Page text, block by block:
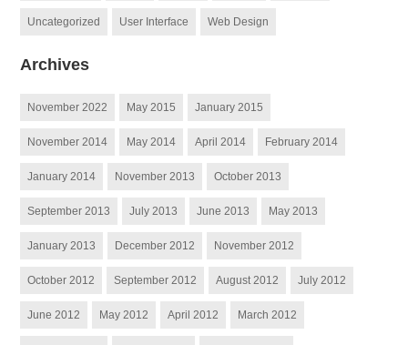
Uncategorized User Interface Web Design
Archives
November 2022 May 2015 January 2015
November 2014 May 2014 April 2014 February 2014
January 2014 November 2013 October 2013
September 2013 July 2013 June 2013 May 2013
January 2013 December 2012 November 2012
October 2012 September 2012 August 2012 July 2012
June 2012 May 2012 April 2012 March 2012